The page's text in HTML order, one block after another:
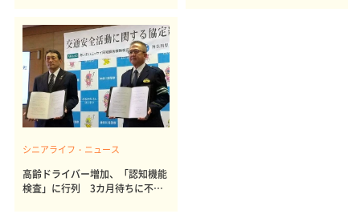
シニアライフ・ニュース
高齢ドライバー増加、「認知機能
検査」に行列 3カ月待ちに不安